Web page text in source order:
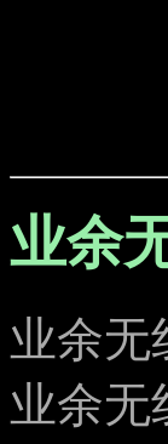
业余
业余无
业余无